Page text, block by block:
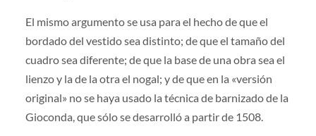
El mismo argumento se usa para el hecho de que el
bordado del vestido sea distinto; de que el tamaño del
cuadro sea diferente; de que la base de una obra sea el
lienzo y la de la otra el nogal; y de que en la «versión
original» no se haya usado la técnica de barnizado de la
Gioconda, que sólo se desarrolló a partir de 1508.